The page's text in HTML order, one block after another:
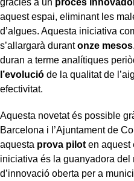
gràcies a un procés
aquest espai, eliminant les
d’algues. Aquesta iniciativa
s’allargarà durantonze mesos
duran a terme analítiques
l’evolució de la qualitat de
efectivitat.
Aquesta novetat és possible
Barcelona i l’Ajuntament de
aquesta prova pilot en aquest
iniciativa és la guanyadora del
d’innovació oberta per a